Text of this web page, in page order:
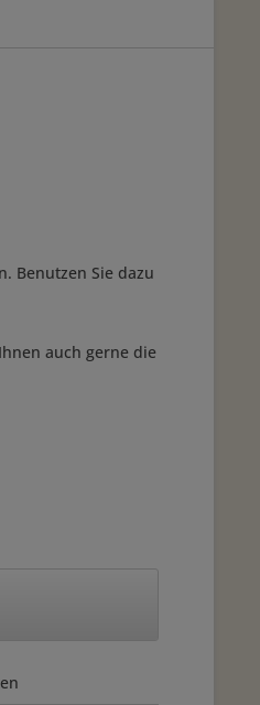
Benutzen Sie dazu
auch gerne die